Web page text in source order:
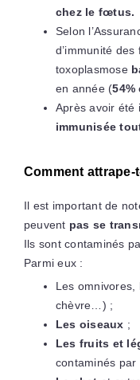
chez le fœtus.
Selon
d’immunité
toxoplasmose
en année (54%
Après avoir été
immunisée
Comment
Il est important de
peuvent pas se
Ils sont contaminés
Parmi eux :
Les omnivores,
chèvre…) ;
Les oiseaux ;
Les fruits et
contaminés par